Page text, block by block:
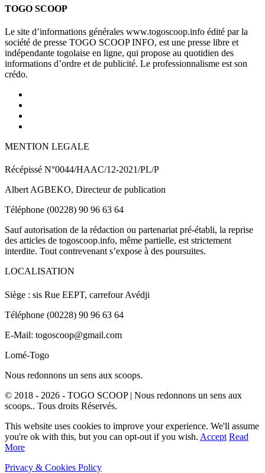
TOGO SCOOP
Le site d’informations générales www.togoscoop.info édité par la
société de presse TOGO SCOOP INFO, est une presse libre et
indépendante togolaise en ligne, qui propose au quotidien des
informations d’ordre et de publicité. Le professionnalisme est son
crédo.
MENTION LEGALE
Récépissé N°0044/HAAC/12-2021/PL/P
Albert AGBEKO, Directeur de publication
Téléphone (00228) 90 96 63 64
Sauf autorisation de la rédaction ou partenariat pré-établi, la reprise
des articles de togoscoop.info, même partielle, est strictement
interdite. Tout contrevenant s’expose à des poursuites.
LOCALISATION
Siège : sis Rue EEPT, carrefour Avédji
Téléphone (00228) 90 96 63 64
E-Mail: togoscoop@gmail.com
Lomé-Togo
Nous redonnons un sens aux scoops.
© 2018 - 2026 - TOGO SCOOP | Nous redonnons un sens aux
scoops.. Tous droits Réservés.
This website uses cookies to improve your experience. We'll assume
you're ok with this, but you can opt-out if you wish. Accept Read
More
Privacy & Cookies Policy